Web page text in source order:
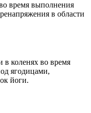
время выполнения
в области
в коленях во время
ягодицами,
йоги.